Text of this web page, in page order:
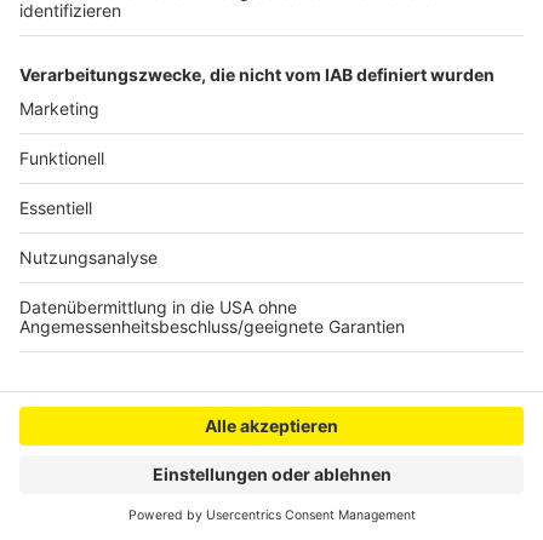
Abrissarbeiten an Brigida-Schule
Anzeige
Anzeige